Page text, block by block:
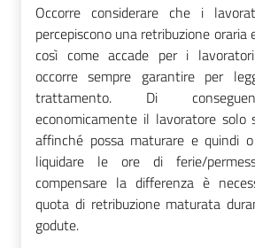
Occorre considerare che i
percepiscono una retribuzione
così come accade per i
occorre sempre garantire per
trattamento. Di
economicamente il lavoratore solo
affinché possa maturare e quindi
liquidare le ore di ferie/
compensare la differenza è
quota di retribuzione maturata
godute.